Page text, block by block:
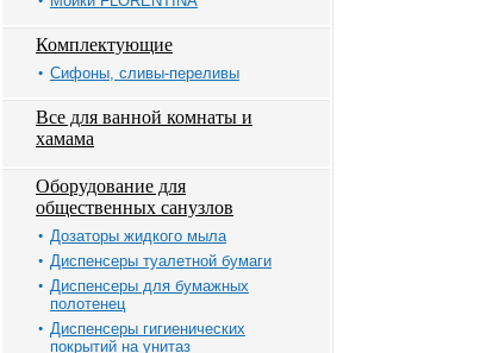
Комплектующие
Сифоны, сливы-переливы
Все для ванной комнаты и
хамама
Оборудование для
общественных санузлов
Дозаторы жидкого мыла
Диспенсеры туалетной бумаги
Диспенсеры для бумажных
полотенец
Диспенсеры гигиенических
покрытий на унитаз